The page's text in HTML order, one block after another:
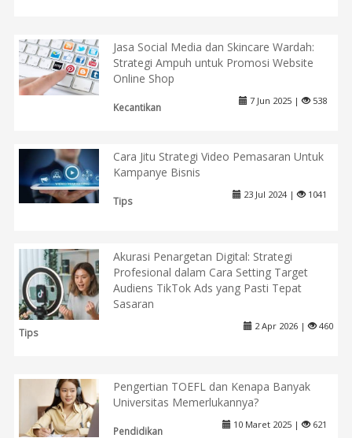
Jasa Social Media dan Skincare Wardah:
Strategi Ampuh untuk Promosi Website
Online Shop
Kecantikan
7 Jun 2025 | 538
Cara Jitu Strategi Video Pemasaran Untuk
Kampanye Bisnis
Tips
23 Jul 2024 | 1041
Akurasi Penargetan Digital: Strategi
Profesional dalam Cara Setting Target
Audiens TikTok Ads yang Pasti Tepat
Sasaran
Tips
2 Apr 2026 | 460
Pengertian TOEFL dan Kenapa Banyak
Universitas Memerlukannya?
Pendidikan
10 Maret 2025 | 621